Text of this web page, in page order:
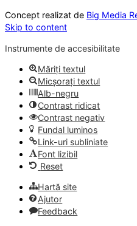
Concept realizat de Big Media
Skip to content
Instrumente de accesibilitate
Măriți textul
Micșorați textul
Alb-negru
Contrast ridicat
Contrast negativ
Fundal luminos
Link-uri subliniate
Font lizibil
Reset
Hartă site
Ajutor
Feedback